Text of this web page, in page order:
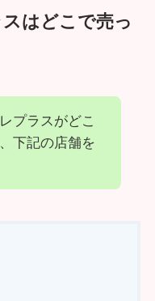
はどこで売っ
プラスがどこ
下記の店舗を